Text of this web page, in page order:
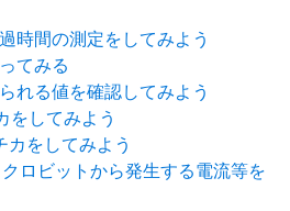
時間の測定をしてみよう
てみる
れる値を確認してみよう
をしてみよう
をしてみよう
ロビットから発生する電流等を